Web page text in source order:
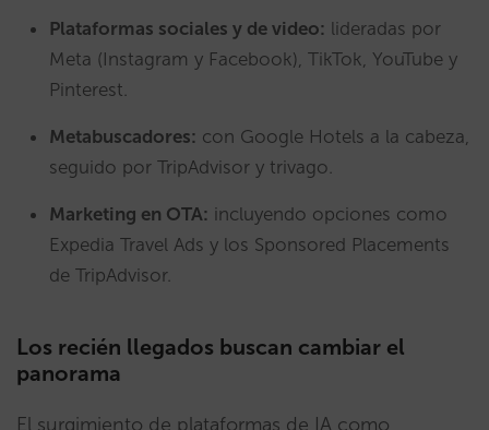
Plataformas sociales y de video: lideradas por
Meta (Instagram y Facebook), TikTok, YouTube y
Pinterest.
Metabuscadores: con Google Hotels a la cabeza,
seguido por TripAdvisor y trivago.
Marketing en OTA: incluyendo opciones como
Expedia Travel Ads y los Sponsored Placements
de TripAdvisor.
Los recién llegados buscan cambiar el
panorama
El surgimiento de plataformas de IA como